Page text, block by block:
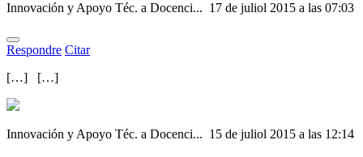
Innovación y Apoyo Téc. a Docenci... 17 de juliol 2015 a las 07:03
Respondre Citar
[…] […]
Innovación y Apoyo Téc. a Docenci... 15 de juliol 2015 a las 12:14